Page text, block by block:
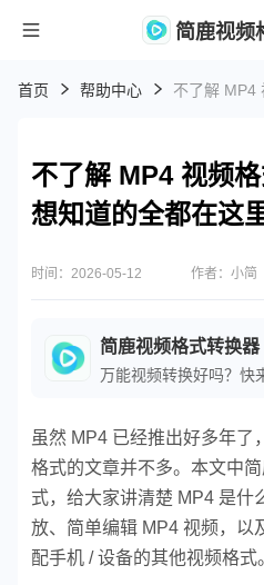
简鹿视频
首页 帮助中心
不了解 MP4 视频
想知道的全都在这
时间：2026-05-12 作者：小简
简鹿视频格式转换器
虽然 MP4 已经推出好多年了
格式的文章并不多。本文中
式，给大家讲清楚 MP4 是什
放、简单编辑 MP4 视频，以
配手机 / 设备的其他视频格式